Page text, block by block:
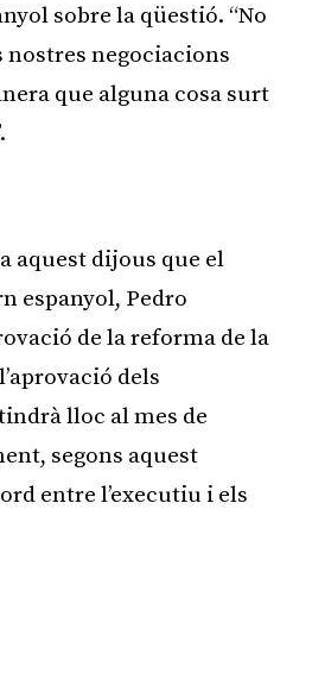
sobre la qüestió. “No
negociacions
que alguna cosa surt
aquest dijous que el
espanyol, Pedro
de la reforma de la
dels
lloc al mes de
segons aquest
entre l’executiu i els